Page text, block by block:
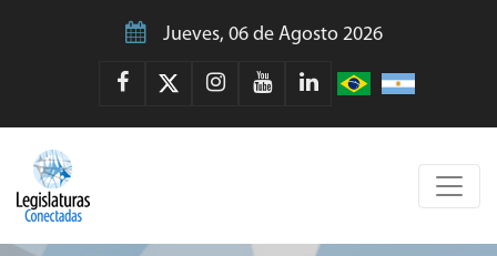
Jueves, 06 de Agosto 2026